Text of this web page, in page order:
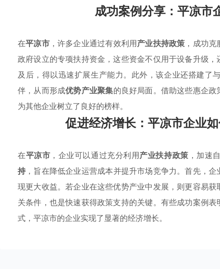
成功案例分享：平凉市
在平凉市，许多企业通过有效利用产业扶持政策 ，成功
政府设立的专项扶持资金，这些资金不仅用于设备升级
及后，得以迅速扩展生产能力。此外，该企业还搭建了
伴，从而形成优势产业聚集的良好局面。借助这些惠企
为其他企业树立了良好的榜样。
促进经济增长：平凉市企业
在平凉市 ，企业可以通过充分利用产业扶持政策 ，加速
持 ，旨在降低企业运营成本并提升市场竞争力。首先，
现更大收益。若企业在这些优势产业中发展，则更容易
关条件，也是快速获得政策支持的关键。有些成功案例
式，平凉市的企业实现了显著的经济增长。